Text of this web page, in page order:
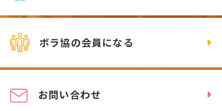
ボラ協の会員になる
お問い合わせ